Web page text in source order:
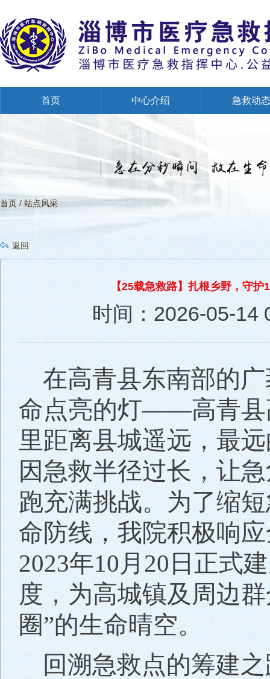
首页 中心介绍 急救动态
创建全国文明单位专栏
首页 / 站点风采
返回
【25载急救路】扎根乡野，守
时间：2026-05-14
在高青县东南部的
命点亮的灯——高青县
里距离县城遥远，最
因急救半径过长，让
跑充满挑战。为了缩
命防线，我院积极响
2023年10月20日正式
度，为高城镇及周边
圈”的生命晴空。
回溯急救点的筹建